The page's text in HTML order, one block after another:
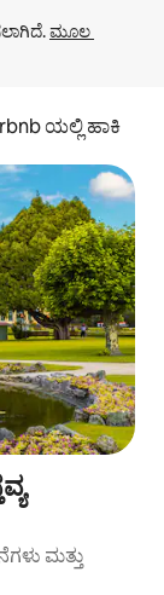
ಮೂಲ
ಯಲ್ಲಿ ಹಾಕಿ
ಮತ್ತು